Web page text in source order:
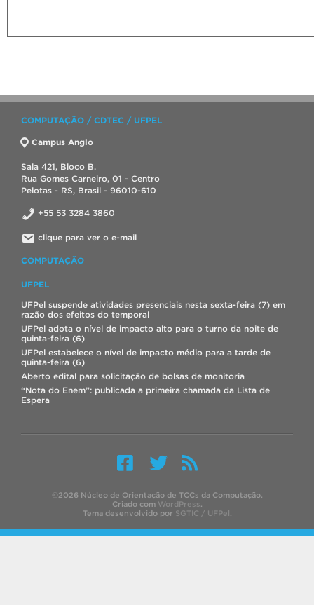
COMPUTAÇÃO / CDTEC / UFPEL
Campus Anglo
Sala 421, Bloco B.
Rua Gomes Carneiro, 01 - Centro
Pelotas - RS, Brasil - 96010-610
+55 53 3284 3860
clique para ver o e-mail
COMPUTAÇÃO
UFPEL
UFPel suspende atividades presenciais nesta sexta-feira (7) em
razão dos efeitos do temporal
UFPel adota o nível de impacto alto para o turno da noite de
quinta-feira (6)
UFPel estabelece o nível de impacto médio para a tarde de
quinta-feira (6)
Aberto edital para solicitação de bolsas de monitoria
“Nota do Enem”: publicada a primeira chamada da Lista de
Espera
©2026 Núcleo de Orientação de TCCs da Computação.
Criado com WordPress.
Tema desenvolvido por SGTIC / UFPel.